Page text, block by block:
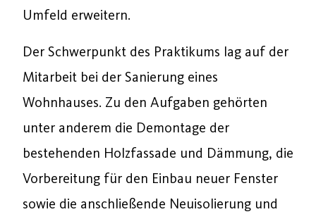
Umfeld erweitern.
Der Schwerpunkt des Praktikums lag auf der
Mitarbeit bei der Sanierung eines
Wohnhauses. Zu den Aufgaben gehörten
unter anderem die Demontage der
bestehenden Holzfassade und Dämmung, die
Vorbereitung für den Einbau neuer Fenster
sowie die anschließende Neuisolierung und